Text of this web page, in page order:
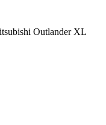
Outlander XL